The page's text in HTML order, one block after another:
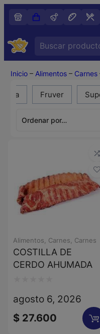
Search
…
Inicio – Alimentos – Carnes
Fruver
Alimentos Carnes Carnes
COSTILLA DE
CERDO AHUMADA
con
0
agosto 6, 2026
$ 27.600